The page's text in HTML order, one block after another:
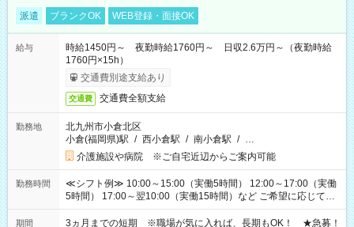
派遣 ブランクOK WEB登録・面接OK
給与
時給1450円～ 夜勤時給1760円～ 日収2.6万円～（夜勤時給
1760円×15h）
交通費別途支給あり
交通費 交通費全額支給
勤務地
北九州市小倉北区
小倉(福岡県)駅 / 西小倉駅 / 南小倉駅 / …
介護施設や病院 ※ご自宅近辺からご案内可能
勤務時間
≪シフト例≫ 10:00～15:00（実働5時間） 12:00～17:00（実働
5時間） 17:00～翌10:00（実働15時間）など ご希望に応じて、
働く時間は調整できます！ お気軽に担当へ相談ください！
期間
3ヵ月までの短期 ※職場が気に入れば、長期もOK！ ★急募！